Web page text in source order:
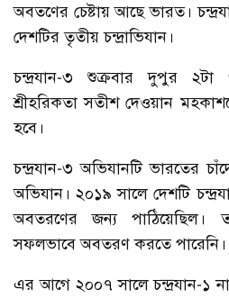
অবতণের চেষ্টায় আছে ভারত।
দেশটির তৃতীয় চন্দ্রাভিযান।
চন্দ্রযান-৩ শুক্রবার দুপুর ২টা
শ্রীহরিকতা সতীশ দেওয়ান
হবে।
চন্দ্রযান-৩ অভিযানটি ভারতের
অভিযান। ২০১৯ সালে দেশটি
অবতরণের জন্য পাঠিয়েছিল।
সফলভাবে অবতরণ করতে পারেনি।
এর আগে ২০০৭ সালে চন্দ্রযান-১